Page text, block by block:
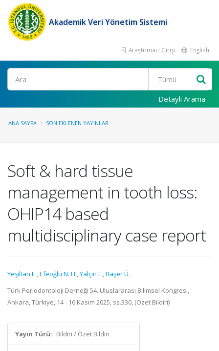
Akademik Veri Yönetim Sistemi
Araştırmacı Girişi English
Ara
Detaylı Arama
ANA SAYFA SON EKLENEN YAYINLAR
Soft & hard tissue
management in tooth loss:
OHIP14 based
multidisciplinary case report
Yeşiltan E.,Efeoğlu N. H.,Yalçın F.,Başer Ü.
Türk Periodontoloji Derneği 54. Uluslararası Bilimsel Kongresi,
Ankara, Türkiye, 14 - 16 Kasım 2025, ss.330, (Özet Bildiri)
Yayın Türü: Bildiri / Özet Bildiri